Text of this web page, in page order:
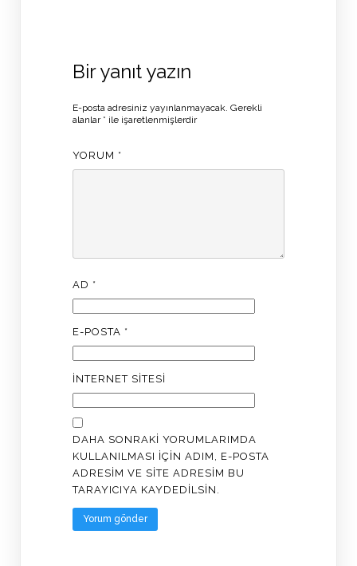
Bir yanıt yazın
E-posta adresiniz yayınlanmayacak. Gerekli
alanlar * ile işaretlenmişlerdir
YORUM *
AD *
E-POSTA *
İNTERNET SITESI
DAHA SONRAKI YORUMLARIMDA
KULLANILMASI IÇIN ADIM, E-POSTA
ADRESIM VE SITE ADRESIM BU
TARAYICIYA KAYDEDILSIN.